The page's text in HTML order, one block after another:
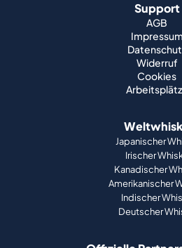
Support
AGB
Impressum
Widerruf
Cookies
Japanischer
Irischer
Kanadischer
Amerikanischer
Indischer
Deutscher